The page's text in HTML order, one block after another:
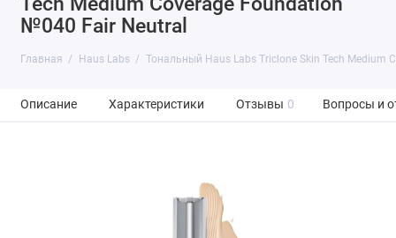
№040 Fair Neutral
Главная Haus Labs Тональный Haus Labs Triclone Skin Tech Medium
Описание Характеристики Отзывы 0 Вопросы и